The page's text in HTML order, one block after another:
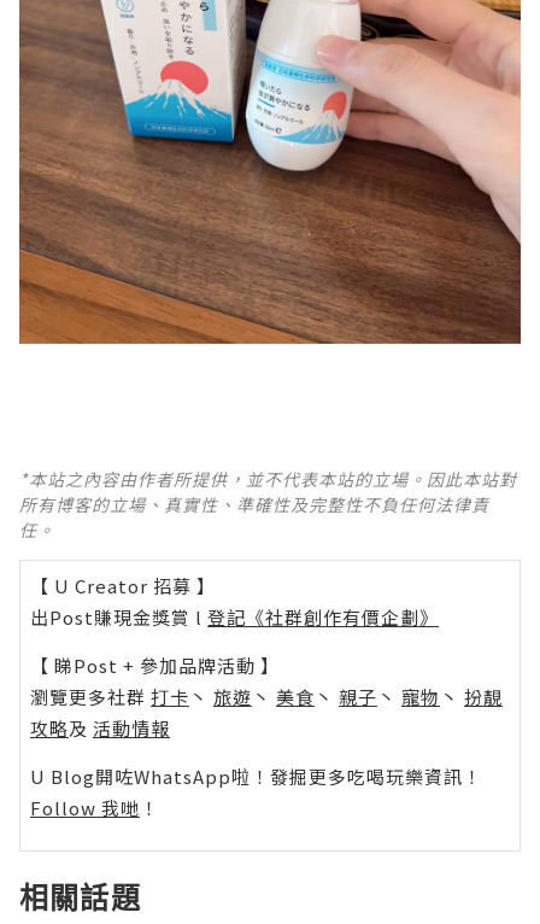
*本站之內容由作者所提供，並不代表本站的立場。因此本站對
所有博客的立場、真實性、準確性及完整性不負任何法律責
任。
【 U Creator 招募 】
出Post賺現金獎賞 l 登記《社群創作有價企劃》
【 睇Post + 參加品牌活動 】
瀏覽更多社群 打卡 丶 旅遊 丶 美食 丶 親子 丶 寵物 丶 扮靚
攻略及 活動情報
U Blog開咗WhatsApp啦！發掘更多吃喝玩樂資訊！
Follow 我哋 ！
相關話題